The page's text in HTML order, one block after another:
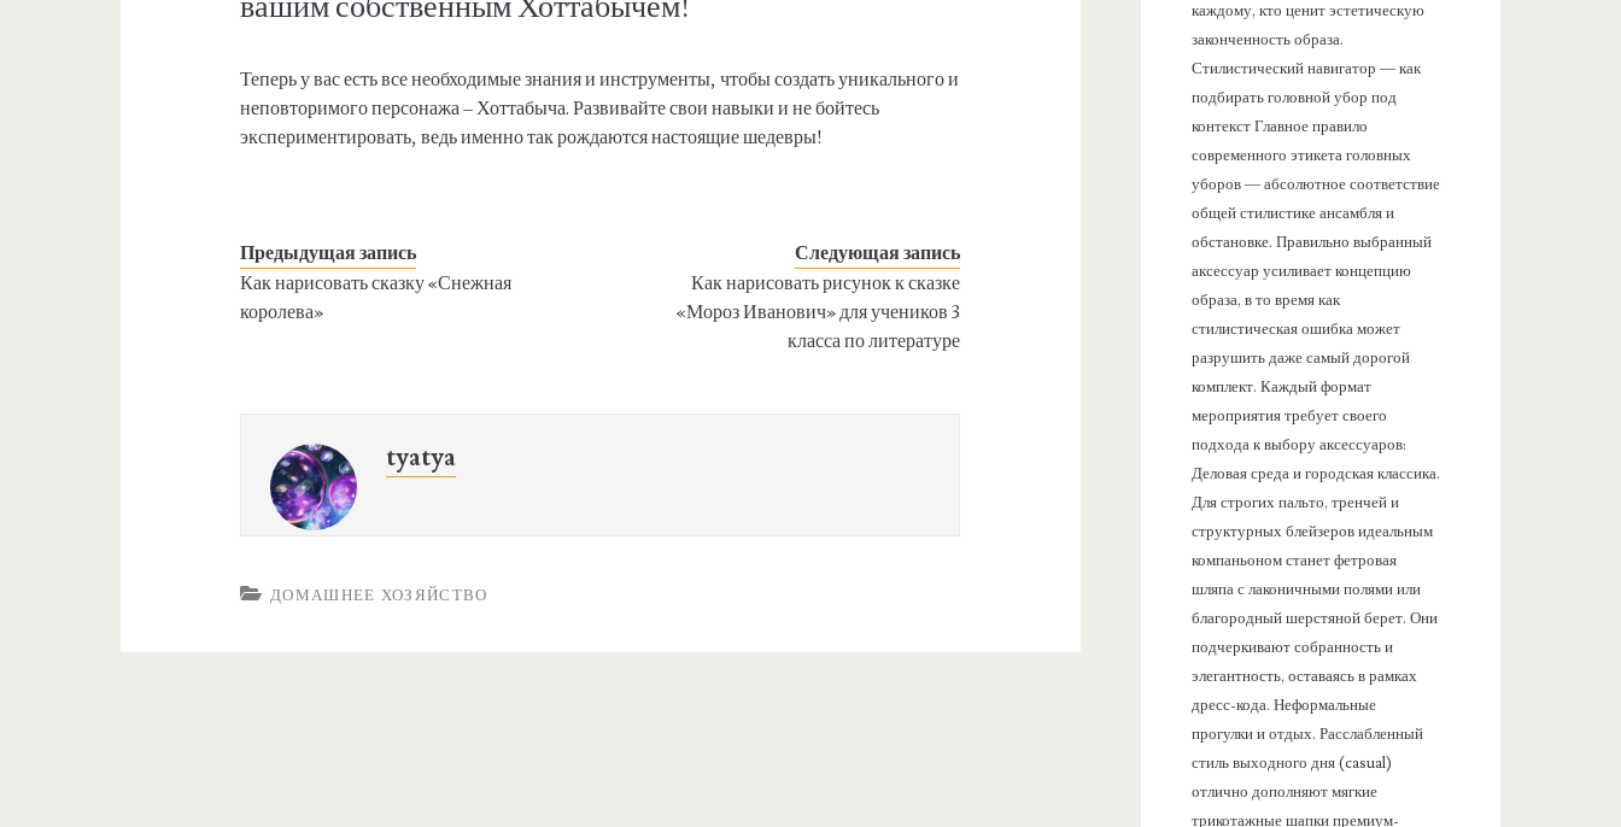
Теперь у вас есть все необходимые знания и инструменты, чтобы создать уникального и
неповторимого персонажа – Хоттабыча. Развивайте свои навыки и не бойтесь
экспериментировать, ведь именно так рождаются настоящие шедевры!
Предыдущая запись
Как нарисовать сказку «Снежная
королева»
Следующая запись
Как нарисовать рисунок к сказке
«Мороз Иванович» для учеников 3
класса по литературе
tyatya
ДОМАШНЕЕ ХОЗЯЙСТВО
каждому, кто ценит эстетическую
законченность образа.
Стилистический навигатор — как
подбирать головной убор под
контекст Главное правило
современного этикета головных
уборов — абсолютное соответствие
общей стилистике ансамбля и
обстановке. Правильно выбранный
аксессуар усиливает концепцию
образа, в то время как
стилистическая ошибка может
разрушить даже самый дорогой
комплект. Каждый формат
мероприятия требует своего
подхода к выбору аксессуаров:
Деловая среда и городская классика.
Для строгих пальто, тренчей и
структурных блейзеров идеальным
компаньоном станет фетровая
шляпа с лаконичными полями или
благородный шерстяной берет. Они
подчеркивают собранность и
элегантность, оставаясь в рамках
дресс-кода. Неформальные
прогулки и отдых. Расслабленный
стиль выходного дня (casual)
отлично дополняют мягкие
трикотажные шапки премиум-